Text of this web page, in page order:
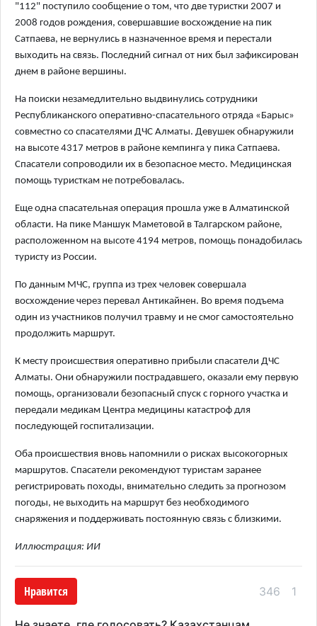
"112" поступило сообщение о том, что две туристки 2007 и
2008 годов рождения, совершавшие восхождение на пик
Сатпаева, не вернулись в назначенное время и перестали
выходить на связь. Последний сигнал от них был зафиксирован
днем в районе вершины.
На поиски незамедлительно выдвинулись сотрудники
Республиканского оперативно-спасательного отряда «Барыс»
совместно со спасателями ДЧС Алматы. Девушек обнаружили
на высоте 4317 метров в районе кемпинга у пика Сатпаева.
Спасатели сопроводили их в безопасное место. Медицинская
помощь туристкам не потребовалась.
Еще одна спасательная операция прошла уже в Алматинской
области. На пике Маншук Маметовой в Талгарском районе,
расположенном на высоте 4194 метров, помощь понадобилась
туристу из России.
По данным МЧС, группа из трех человек совершала
восхождение через перевал Антикайнен. Во время подъема
один из участников получил травму и не смог самостоятельно
продолжить маршрут.
К месту происшествия оперативно прибыли спасатели ДЧС
Алматы. Они обнаружили пострадавшего, оказали ему первую
помощь, организовали безопасный спуск с горного участка и
передали медикам Центра медицины катастроф для
последующей госпитализации.
Оба происшествия вновь напомнили о рисках высокогорных
маршрутов. Спасатели рекомендуют туристам заранее
регистрировать походы, внимательно следить за прогнозом
погоды, не выходить на маршрут без необходимого
снаряжения и поддерживать постоянную связь с близкими.
Иллюстрация: ИИ
Нравится 346 1